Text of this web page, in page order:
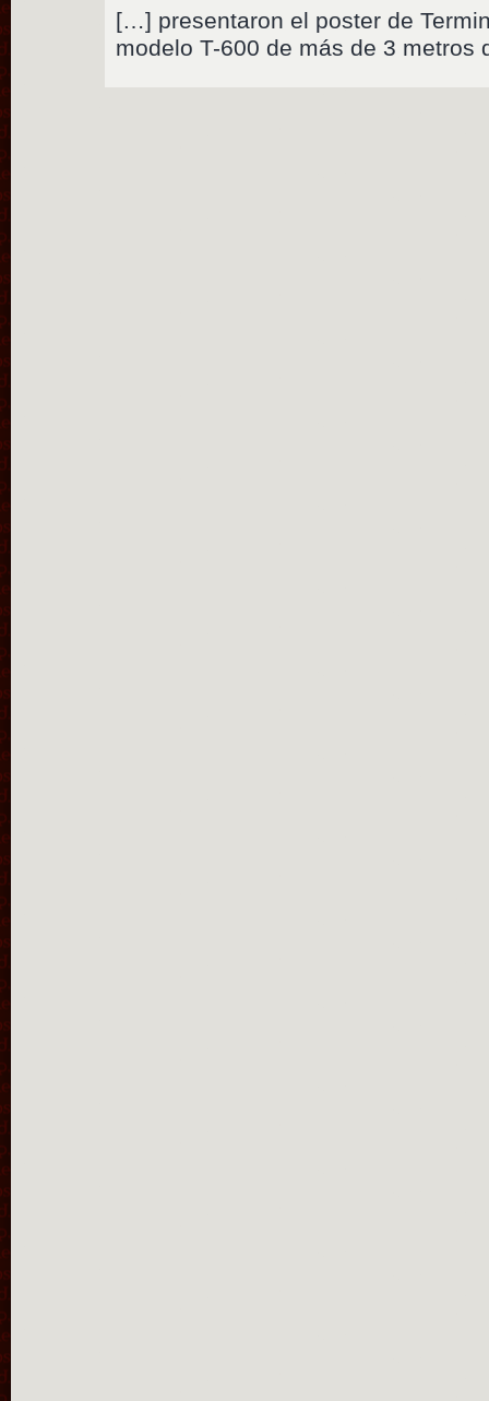
[…] presentaron el poster de
modelo T-600 de más de 3